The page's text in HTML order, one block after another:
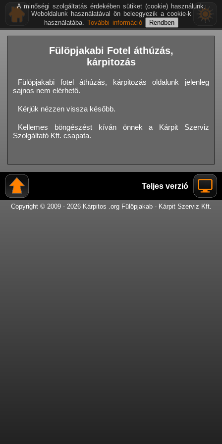
Fülöpjakabi Fotel áthúzás,
kárpitozás
Fülöpjakabi fotel áthúzás, kárpitozás oldalunk jelenleg
sajnos nem elérhető.
Kérjük nézzen vissza később.
Kellemes böngészést kíván önnek a Kárpit Szerviz
Szolgáltató Kft. csapata.
Teljes verzió
Copyright © 2009 - 2026 Kárpitos .org Fülöpjakab - Kárpit Szerviz Kft.
A minőségi szolgáltatás érdekében sütiket (cookie) használunk.
Weboldalunk használatával ön beleegyezik a cookie-k
használatába. További információ